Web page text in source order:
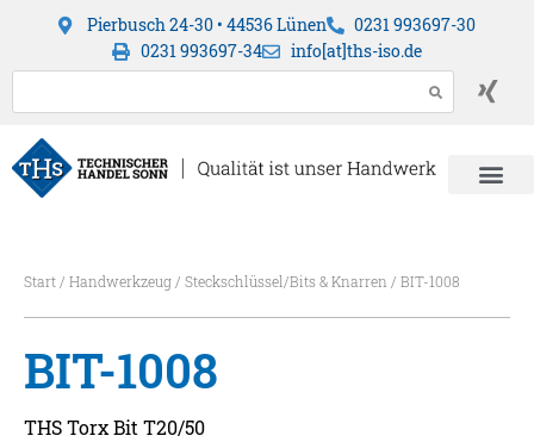
Pierbusch 24-30 • 44536 Lünen
0231 993697-30
0231 993697-34
info[at]ths-iso.de
Start/ Handwerkzeug/ Steckschlüssel/Bits & Knarren / BIT-1008
BIT-1008
THS Torx Bit T20/50